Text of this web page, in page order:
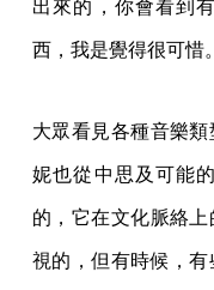
出來的，你會看到
西，我是覺得很可惜
大眾看見各種音樂
妮也從中思及可能
的，它在文化脈絡
視的，但有時候，